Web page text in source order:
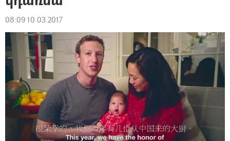
08:09 10.03.2017